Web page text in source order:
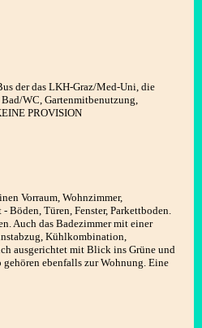
der das LKH-Graz/Med-Uni, die
WC, Gartenmitbenutzung,
PROVISION
Vorraum, Wohnzimmer,
Böden, Türen, Fenster, Parkettboden.
Auch das Badezimmer mit einer
Kühlkombination,
ausgerichtet mit Blick ins Grüne und
ebenfalls zur Wohnung. Eine